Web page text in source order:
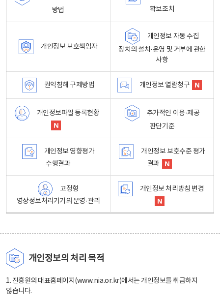
방법
확보조치
개인정보 보호책임자
개인정보 자동 수집
장치의 설치·운영 및 거부에 관한
사항
권익침해 구제방법 개인정보 열람청구
개인정보파일 등록현황
추가적인 이용·제공
판단기준
개인정보 영향평가
수행결과
개인정보 보호수준 평가
결과
고정형
영상정보처리기기의 운영·관리
개인정보 처리방침 변경
개인정보의 처리 목적
1. 진흥원의 대표홈페이지(www.nia.or.kr)에서는 개인정보를 취급하지
않습니다.